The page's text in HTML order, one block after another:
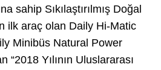
sahip Sıkılaştırılmış Doğal
ilk araç olan Daily Hi-Matic
Minibüs Natural Power
Yılının Uluslararası